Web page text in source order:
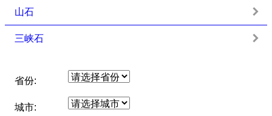
山石
三峡石
省份:
城市: